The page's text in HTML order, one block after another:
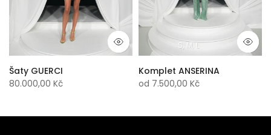
Šaty GUERCI
80.000,00 Kč
S M L
Komplet ANSERINA
od 7.500,00 Kč